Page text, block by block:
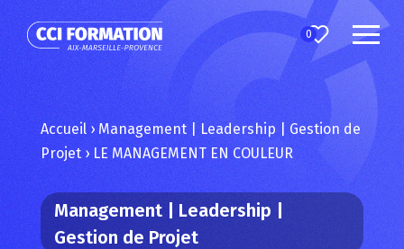
0
Accueil›Management | Leadership | Gestion de
Projet› LE MANAGEMENT EN COULEUR
Management | Leadership |
Gestion de Projet